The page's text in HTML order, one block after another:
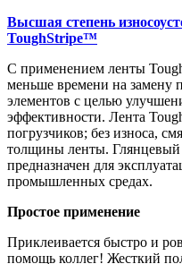
Высшая степень
ToughStripe™
С применением ленты
меньше времени на
элементов с целью
эффективности. Лента
погрузчиков; без износа,
толщины ленты. Глянцевый
предназначен для
промышленных средах.
Простое применение
Приклеивается быстро и
помощь коллег! Жесткий